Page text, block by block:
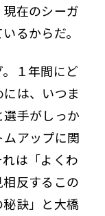
在のシーガ
るからだ。
１年間にど
は、いつま
手がしっか
アップに関
は「よくわ
反するこの
訣」と大橋